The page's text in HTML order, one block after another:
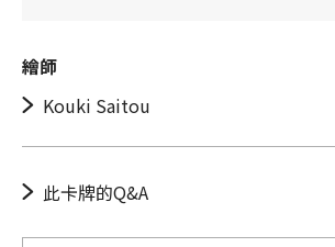
繪師
Kouki Saitou
此卡牌的Q&A